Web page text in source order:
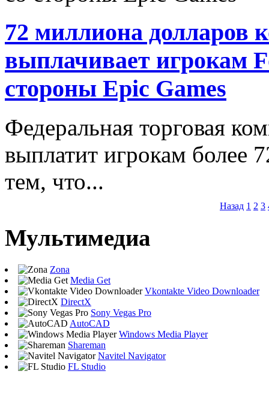
72 миллиона долларов
выплачивает игрокам
стороны Epic Games
Федеральная торговая
выплатит игрокам более
тем, что...
Назад 1 2 3
Мультимедиа
Zona
Media Get
Vkontakte Video Downloader
DirectX
Sony Vegas Pro
AutoCAD
Windows Media Player
Shareman
Navitel Navigator
FL Studio